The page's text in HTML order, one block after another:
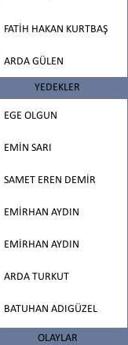
FATİH HAKAN KURTBAŞ
ARDA GÜLEN
YEDEKLER
EGE OLGUN
EMİN SARI
SAMET EREN DEMİR
EMİRHAN AYDIN
EMİRHAN AYDIN
ARDA TURKUT
BATUHAN ADIGÜZEL
OLAYLAR